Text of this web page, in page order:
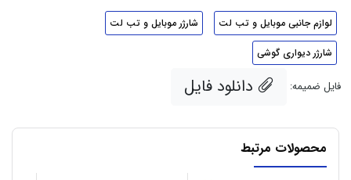
لوازم جانبی موبایل و تب لت
شارژر موبایل و تب لت
شارژر دیواری گوشی
فایل ضمیمه: دانلود فایل
محصولات مرتبط